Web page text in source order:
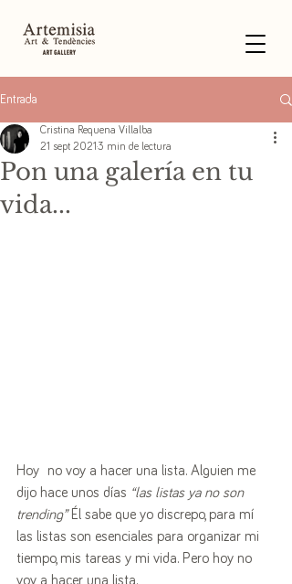
Entrada
Pon una galería en tu
vida...
Cristina Requena Villalba
21 sept 2021 3 min de lectura
Hoy  no voy a hacer una lista. Alguien me
dijo hace unos días “las listas ya no son
trending” Él sabe que yo discrepo, para mí
las listas son esenciales para organizar mi
tiempo, mis tareas y mi vida. Pero hoy no
voy a hacer una lista.